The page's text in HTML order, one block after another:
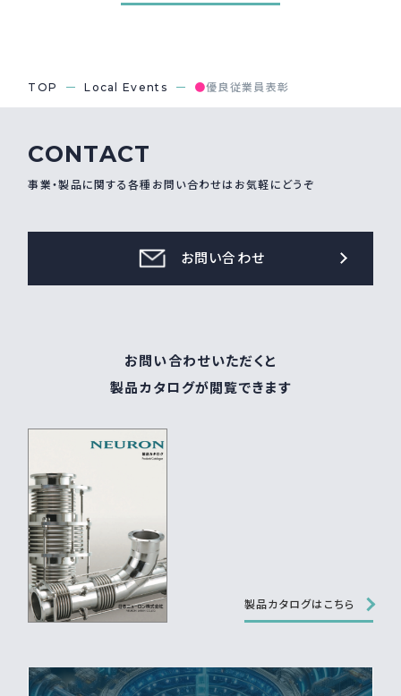
TOP Local Events ●優良従業員表彰
CONTACT
事業・製品に関する各種お問い合わせはお気軽にどうぞ
お問い合わせ
お問い合わせいただくと
製品カタログが閲覧できます
製品カタログはこちら